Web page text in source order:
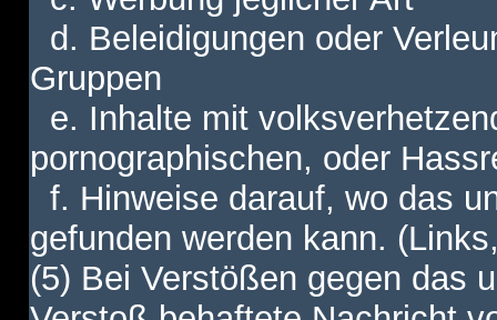
d. Beleidigungen oder
Gruppen
e. Inhalte mit
pornographischen, oder
f. Hinweise darauf, wo das
gefunden werden kann.
(5) Bei Verstößen gegen das